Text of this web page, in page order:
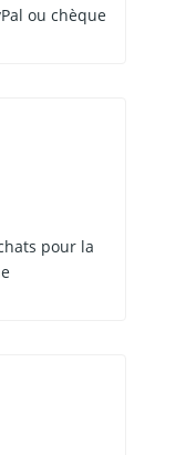
ou chèque
pour la